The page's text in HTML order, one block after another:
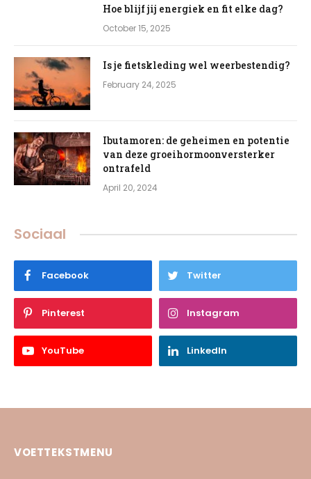
Hoe blijf jij energiek en fit elke dag?
October 15, 2025
Is je fietskleding wel weerbestendig?
February 24, 2025
Ibutamoren: de geheimen en potentie
van deze groeihormoonversterker
ontrafeld
April 20, 2024
Sociaal
Facebook Twitter
Pinterest Instagram
YouTube LinkedIn
VOETTEKSTMENU